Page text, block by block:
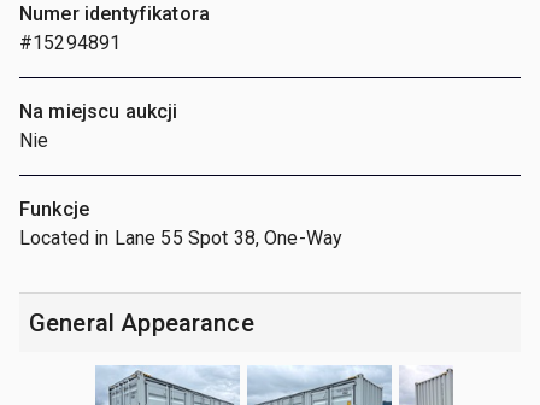
Numer identyfikatora
#15294891
Na miejscu aukcji
Nie
Funkcje
Located in Lane 55 Spot 38, One-Way
General Appearance